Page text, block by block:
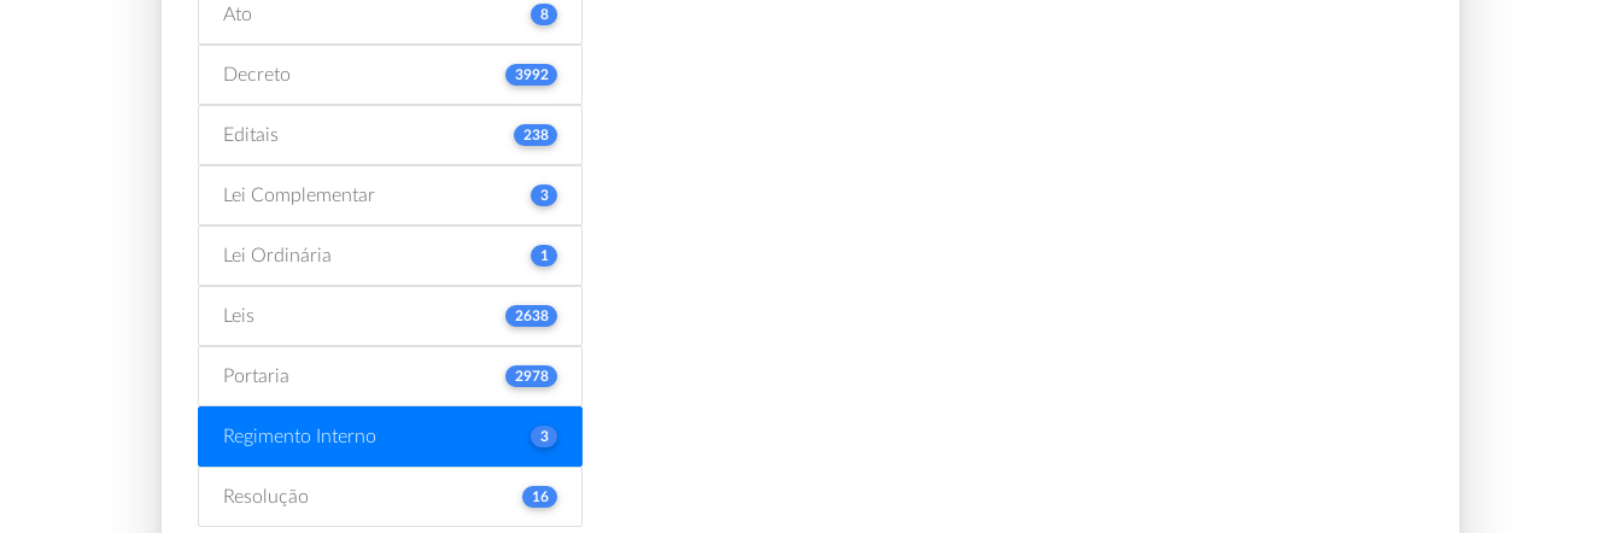
Ato 8
Decreto 3992
Editais 238
Lei Complementar 3
Lei Ordinária 1
Leis 2638
Portaria 2978
Regimento Interno 3
Resolução 16